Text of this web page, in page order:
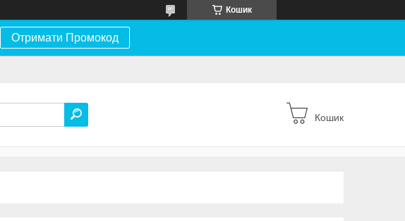
Кошик
Отримати Промокод
Кошик